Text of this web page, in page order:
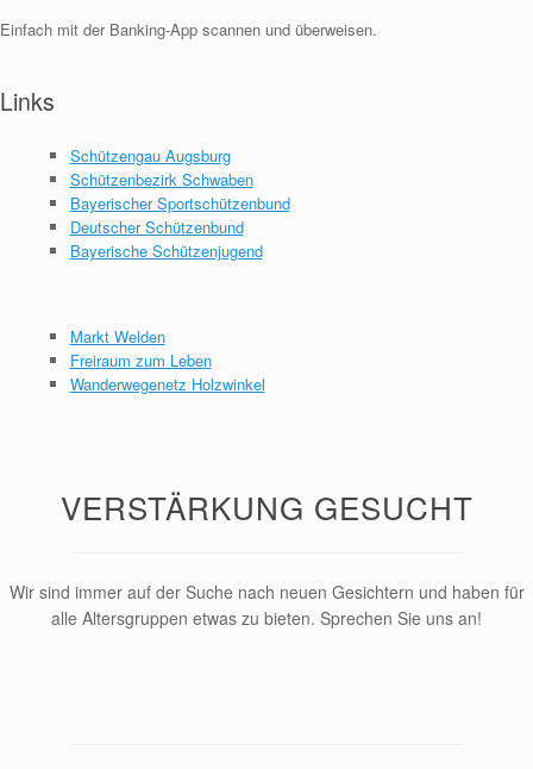
Einfach mit der Banking-App scannen und überweisen.
Links
Schützengau Augsburg
Schützenbezirk Schwaben
Bayerischer Sportschützenbund
Deutscher Schützenbund
Bayerische Schützenjugend
Markt Welden
Freiraum zum Leben
Wanderwegenetz Holzwinkel
VERSTÄRKUNG GESUCHT
Wir sind immer auf der Suche nach neuen Gesichtern und haben für
alle Altersgruppen etwas zu bieten. Sprechen Sie uns an!